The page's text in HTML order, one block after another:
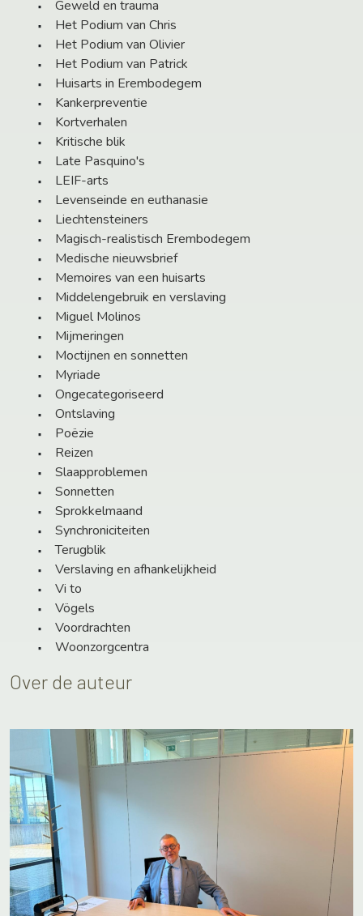
Geweld en trauma
Het Podium van Chris
Het Podium van Olivier
Het Podium van Patrick
Huisarts in Erembodegem
Kankerpreventie
Kortverhalen
Kritische blik
Late Pasquino's
LEIF-arts
Levenseinde en euthanasie
Liechtensteiners
Magisch-realistisch Erembodegem
Medische nieuwsbrief
Memoires van een huisarts
Middelengebruik en verslaving
Miguel Molinos
Mijmeringen
Moctijnen en sonnetten
Myriade
Ongecategoriseerd
Ontslaving
Poëzie
Reizen
Slaapproblemen
Sonnetten
Sprokkelmaand
Synchroniciteiten
Terugblik
Verslaving en afhankelijkheid
Vi to
Vögels
Voordrachten
Woonzorgcentra
Over de auteur